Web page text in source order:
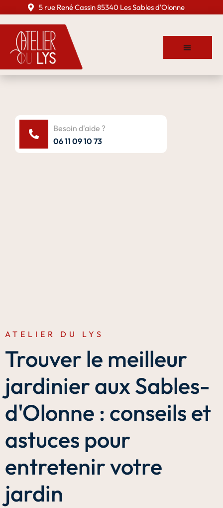
5 rue René Cassin 85340 Les Sables d'Olonne
06 11 09 10 73
Besoin d'aide ?
ATELIER DU LYS
Trouver le meilleur
jardinier aux Sables-
d'Olonne : conseils et
astuces pour
entretenir votre
jardin